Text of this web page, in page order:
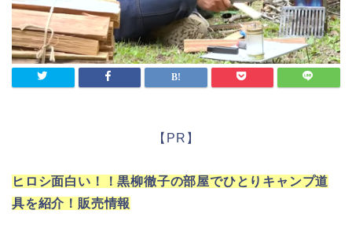
【PR】
ヒロシ面白い！！黒柳徹子の部屋でひとりキャンプ道
具を紹介！販売情報